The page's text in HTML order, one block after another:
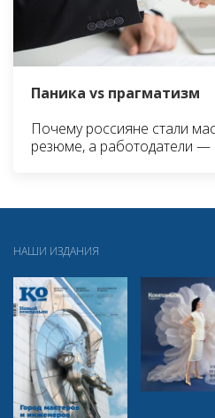
Паника vs прагматизм
Почему россияне стали
резюме, а работодатели —
НАШИ ИЗДАНИЯ